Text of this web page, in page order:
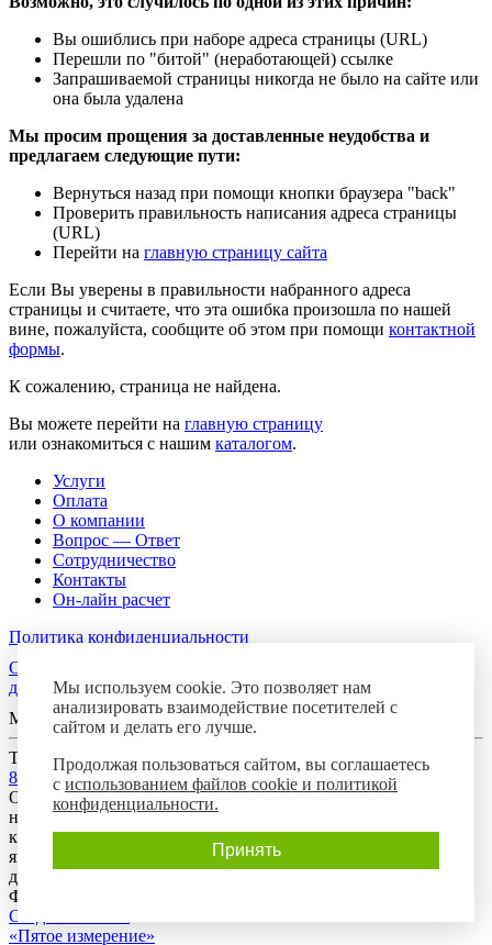
Вы ошиблись при наборе адреса страницы (URL)
Перешли по "битой" (неработающей) ссылке
Запрашиваемой страницы никогда не было на сайте или
она была удалена
Мы просим прощения за доставленные неудобства и
предлагаем следующие пути:
Вернуться назад при помощи кнопки браузера "back"
Проверить правильность написания адреса страницы
(URL)
Перейти на главную страницу сайта
Если Вы уверены в правильности набранного адреса
страницы и считаете, что эта ошибка произошла по нашей
вине, пожалуйста, сообщите об этом при помощи контактной
формы.
К сожалению, страница не найдена.
Вы можете перейти на главную страницу
или ознакомиться с нашим каталогом.
Услуги
Оплата
О компании
Вопрос — Ответ
Сотрудничество
Контакты
Он-лайн расчет
Политика конфиденциальности
Согласие посетителя сайта на обработку персональных
данных
Мы в соцсетях
Телефон горячей линии
8-800-700-8788
Обращаем Ваше внимание на то, что данный интернет-сайт
носит исключительно информационный характер и ни при
каких условиях предложения, размещенные на нем, не
являются публичной офертой, определяемой положениями
действующего гражданского законодательства Российской
Федерации.
Создание сайта:
«Пятое измерение»
Мы используем cookie. Это позволяет нам
анализировать взаимодействие посетителей с
сайтом и делать его лучше.
Продолжая пользоваться сайтом, вы соглашаетесь
с использованием файлов cookie и политикой
конфиденциальности.
Принять